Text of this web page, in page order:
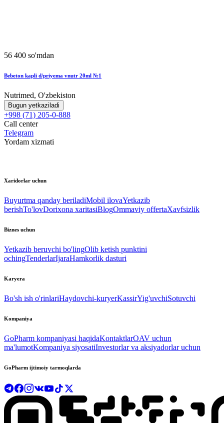
56 400 so'mdan
Bebeton kapli d/priyema vnutr 20ml №1
Nutrimed, O'zbekiston
Bugun yetkaziladi
+998 (71) 205-0-888
Call center
Telegram
Yordam xizmati
Xaridorlar uchun
Buyurtma qanday beriladiMobil ilovaYetkazib
berishTo'lovDorixona xaritasiBlogOmmaviy offertaXavfsizlik
Biznes uchun
Yetkazib beruvchi bo'lingOlib ketish punktini
ochingTenderlarIjaraHamkorlik dasturi
Karyera
Bo'sh ish o'rinlariHaydovchi-kuryerKassirYig'uvchiSotuvchi
Kompaniya
GoPharm kompaniyasi haqidaKontaktlarOAV uchun
ma'lumotKompaniya siyosatiInvestorlar va aksiyadorlar uchun
GoPharm ijtimoiy tarmoqlarda